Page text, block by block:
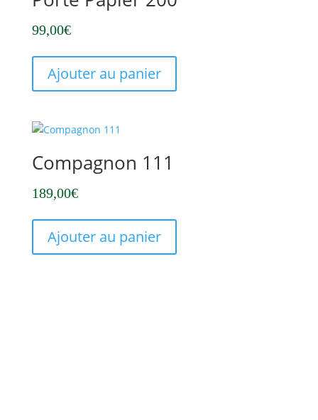
99,00€
Ajouter au panier
Compagnon 111
189,00€
Ajouter au panier